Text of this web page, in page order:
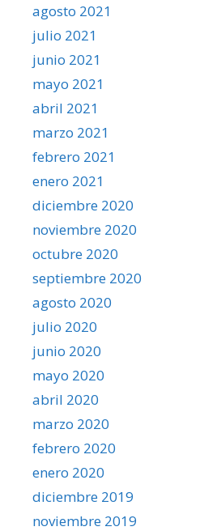
agosto 2021
julio 2021
junio 2021
mayo 2021
abril 2021
marzo 2021
febrero 2021
enero 2021
diciembre 2020
noviembre 2020
octubre 2020
septiembre 2020
agosto 2020
julio 2020
junio 2020
mayo 2020
abril 2020
marzo 2020
febrero 2020
enero 2020
diciembre 2019
noviembre 2019